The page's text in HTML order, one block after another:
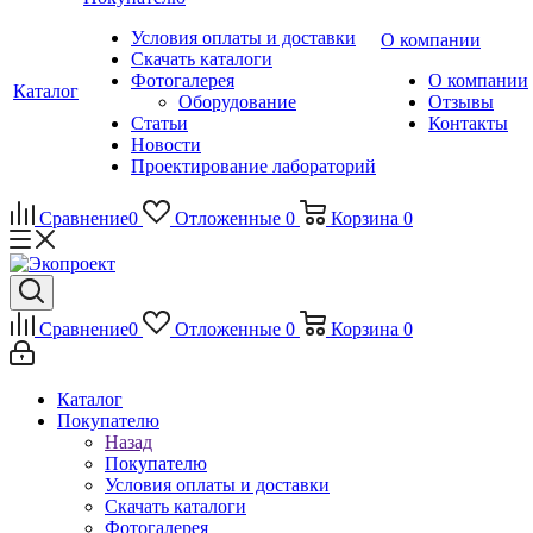
Каталог
Условия оплаты и доставки
Скачать каталоги
Фотогалерея
Оборудование
Статьи
Новости
Проектирование лабораторий
О компании
О компании
Отзывы
Контакты
Сравнение0 Отложенные 0 Корзина 0
Сравнение0 Отложенные 0 Корзина 0
Каталог
Покупателю
Назад
Покупателю
Условия оплаты и доставки
Скачать каталоги
Фотогалерея